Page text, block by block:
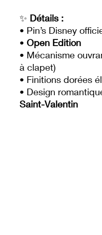
✨ Détails :
• Pin’s Disney
• Open Edition
• Mécanisme
à clapet)
• Finitions dorées
• Design
Saint-Valentin